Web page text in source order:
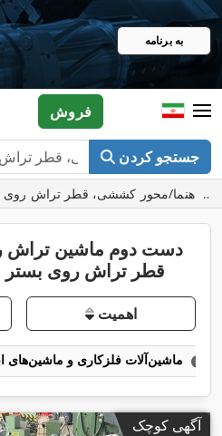
به برنامه
جستجو کردن
فروش
دست دوم ماشین تراش
قطر تراش روی بستر ۰–۲۹۹ میلی‌متر
اهمیت
آگهی کوچک